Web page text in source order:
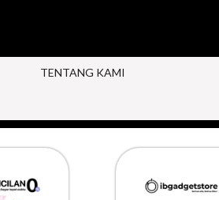
TENTANG KAMI